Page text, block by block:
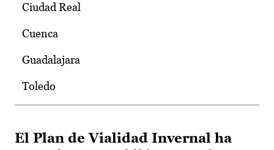
Ciudad Real
Cuenca
Guadalajara
Toledo
El Plan de Vialidad Invernal ha